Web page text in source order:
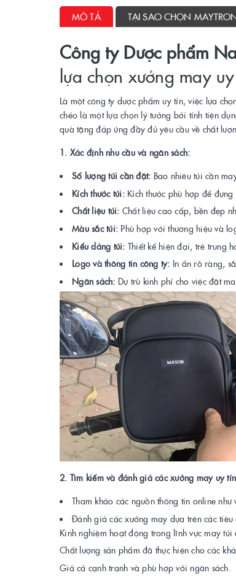
MÔ TẢ TẠI SAO CHỌN
Công ty Dược phẩm
lựa chọn xưởng may
Là một công ty dược phẩm uy tín, việc lựa
chéo là một lựa chọn lý tưởng bởi tính tiện
quà tặng đáp ứng đầy đủ yêu cầu về chất
1. Xác định nhu cầu và ngân sách:
Số lượng túi cần đặt: Bao nhiêu túi cần
Kích thước túi:Kích thước phù hợp để đựng
Chất liệu túi: Chất liệu cao cấp, bền đẹp
Màu sắc túi: Phù hợp với thương hiệu và
Kiểu dáng túi: Thiết kế hiện đại, trẻ trung
Logo và thông tin công ty: In ấn rõ ràng,
Ngân sách: Dự trù kinh phí cho việc đặt
2. Tìm kiếm và đánh giá các xưởng may uy
Tham khảo các nguồn thông tin online
Đánh giá các xưởng may dựa trên các tiêu
Kinh nghiệm hoạt động trong lĩnh vực may túi
Chất lượng sản phẩm đã thực hiện cho các
Giá cả cạnh tranh và phù hợp với ngân sách.